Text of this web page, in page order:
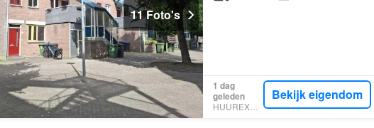
11 Foto's
1 dag
geleden
HUUREXPERT
Bekijk eigendom